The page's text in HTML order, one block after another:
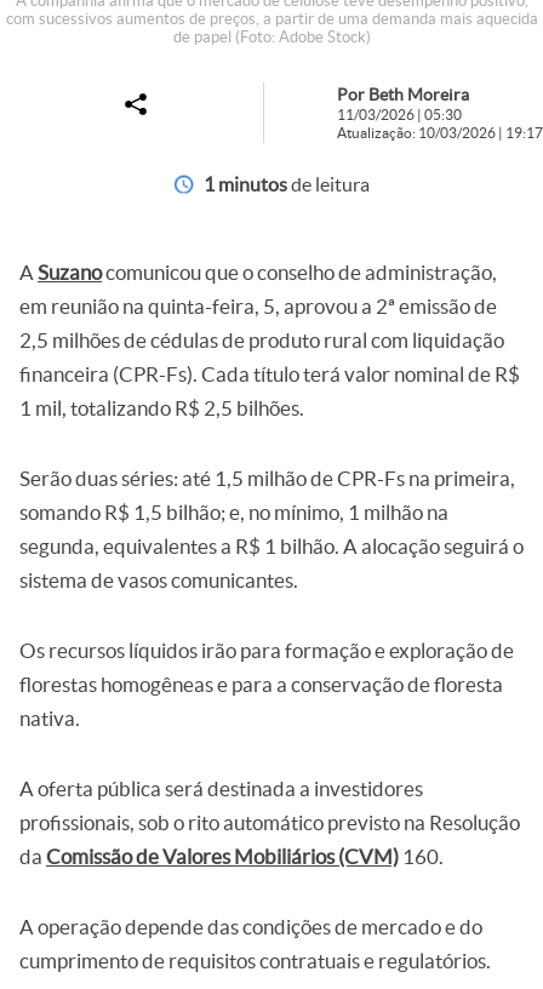
com sucessivos aumentos de preços, a partir de uma demanda mais aquecida
de papel (Foto: Adobe Stock)
Por Beth Moreira
11/03/2026 | 05:30
Atualização: 10/03/2026 | 19:17
1 minutosde leitura
A Suzanocomunicou que o conselho de administração,
em reunião na quinta-feira, 5, aprovou a 2ª emissão de
2,5 milhões de cédulas de produto rural com liquidação
financeira (CPR-Fs). Cada título terá valor nominal de R$
1 mil, totalizando R$ 2,5 bilhões.
Serão duas séries: até 1,5 milhão de CPR-Fs na primeira,
somando R$ 1,5 bilhão; e, no mínimo, 1 milhão na
segunda, equivalentes a R$ 1 bilhão. A alocação seguirá o
sistema de vasos comunicantes.
Os recursos líquidos irão para formação e exploração de
florestas homogêneas e para a conservação de floresta
nativa.
A oferta pública será destinada a investidores
profissionais, sob o rito automático previsto na Resolução
da Comissão de Valores Mobiliários (CVM) 160.
A operação depende das condições de mercado e do
cumprimento de requisitos contratuais e regulatórios.